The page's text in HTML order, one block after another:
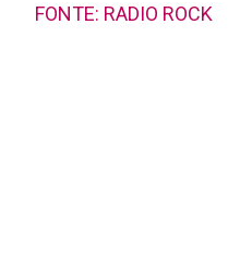
FONTE: RADIO ROCK